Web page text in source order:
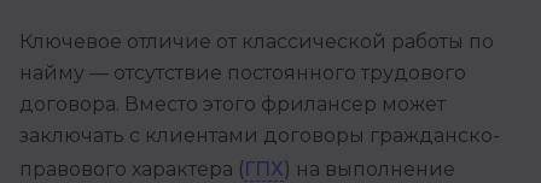
Ключевое отличие от классической работы по
найму — отсутствие постоянного трудового
договора. Вместо этого фрилансер может
заключать с клиентами договоры гражданско-
правового характера (ГПХ) на выполнение